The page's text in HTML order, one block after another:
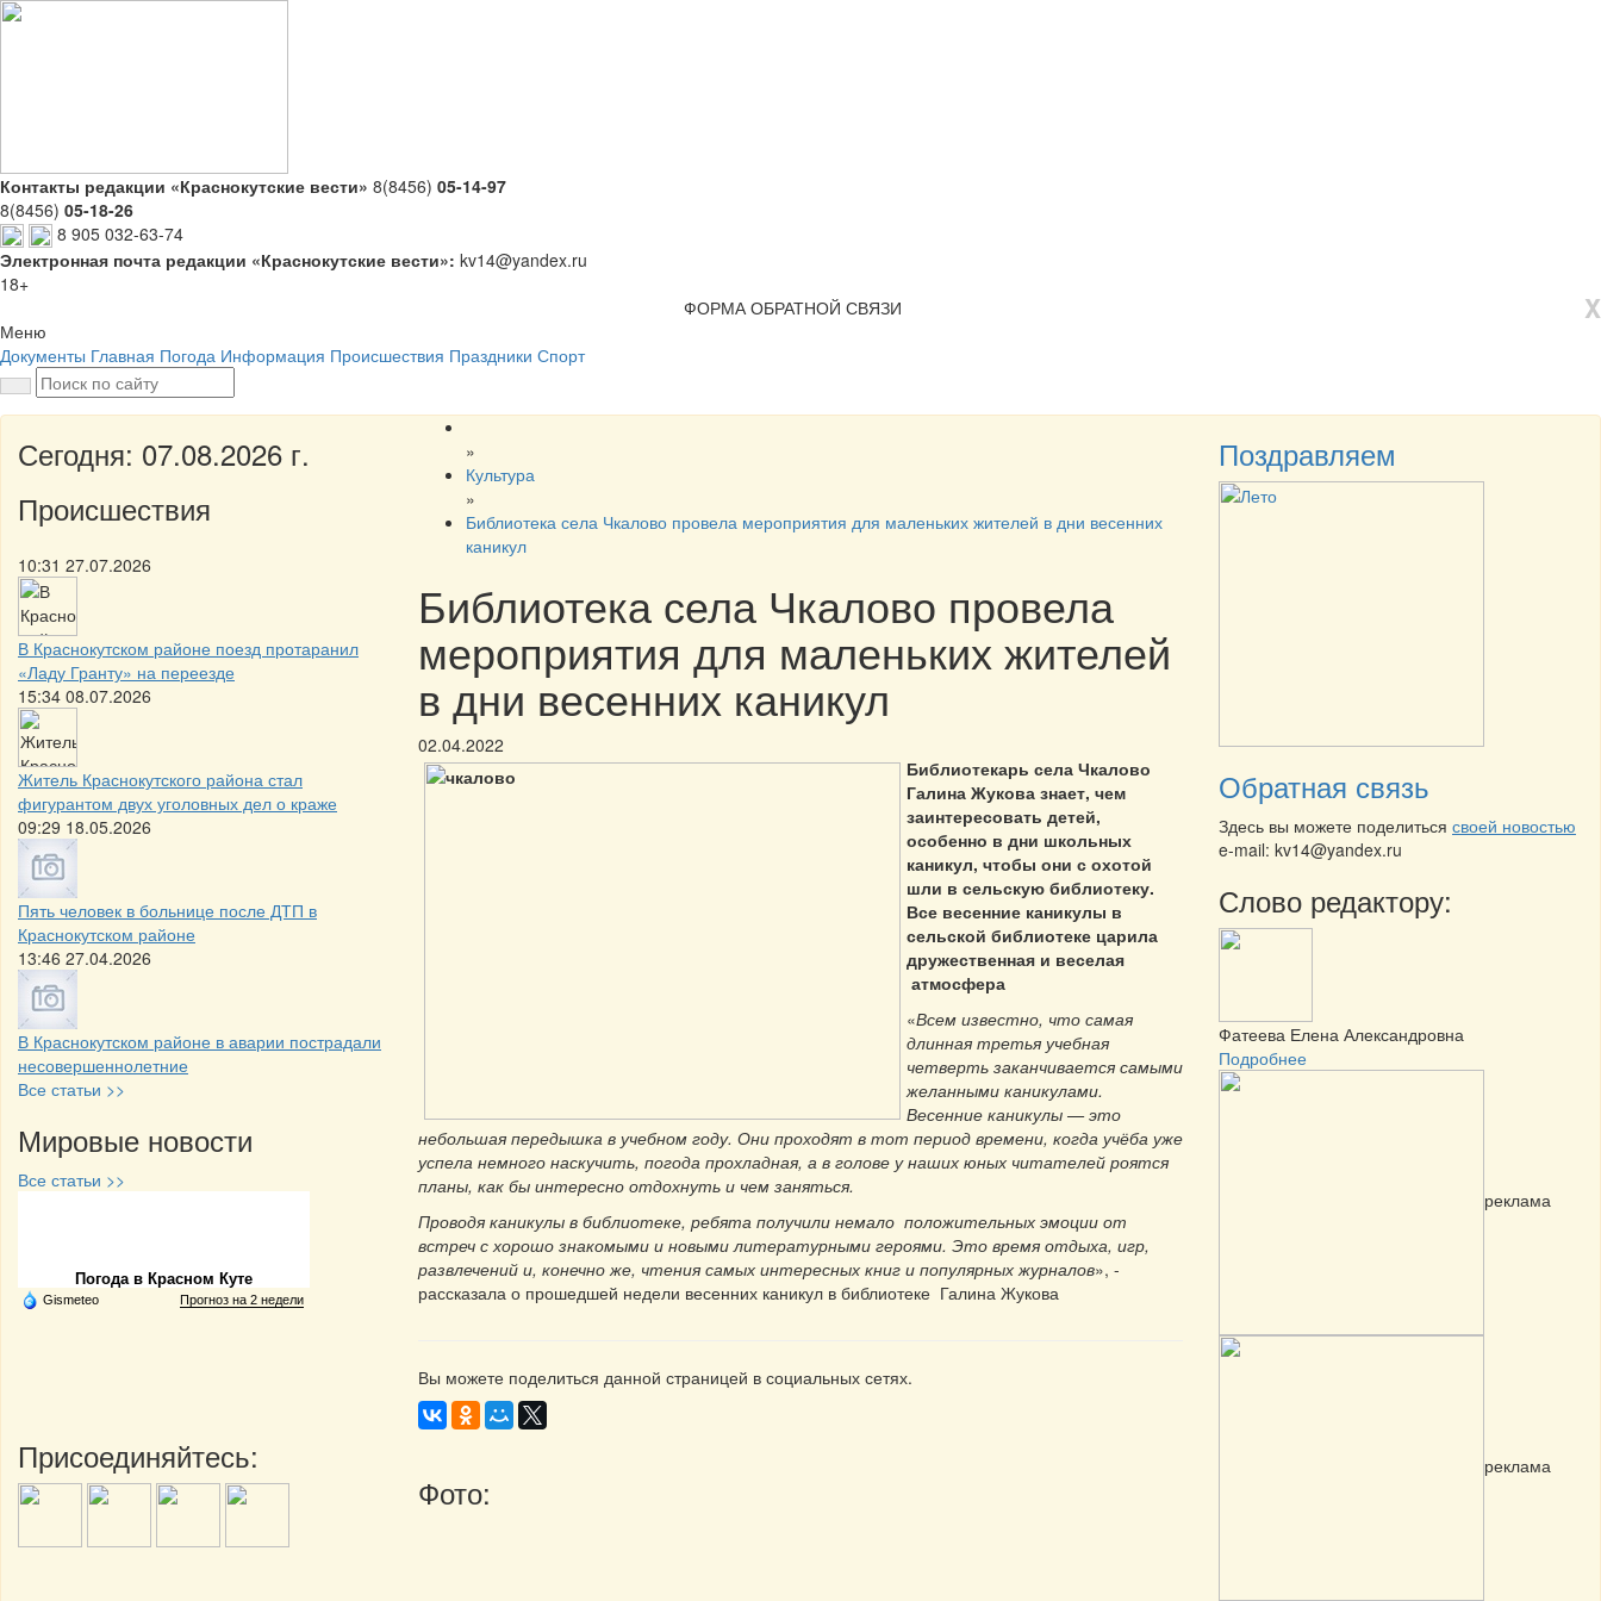
Контакты редакции «Краснокутские вести» 8(8456) 05-14-97
8(8456) 05-18-26
8 905 032-63-74
Электронная почта редакции «Краснокутские вести»: kv14@yandex.ru
18+
X
ФОРМА ОБРАТНОЙ СВЯЗИ
Меню
Документы Главная Погода Информация Происшествия Праздники Спорт
Сегодня: 07.08.2026 г.
Происшествия
10:31 27.07.2026
В Краснокутском районе поезд протаранил
«Ладу Гранту» на переезде
15:34 08.07.2026
Житель Краснокутского района стал
фигурантом двух уголовных дел о краже
09:29 18.05.2026
Пять человек в больнице после ДТП в
Краснокутском районе
13:46 27.04.2026
В Краснокутском районе в аварии пострадали
несовершеннолетние
Все статьи >>
Мировые новости
Все статьи >>
Погода в Красном Куте
Gismeteo Прогноз на 2 недели
Присоединяйтесь:
»
Культура
»
Библиотека села Чкалово провела мероприятия для маленьких жителей в дни весенних
каникул
Библиотека села Чкалово провела
мероприятия для маленьких жителей
в дни весенних каникул
02.04.2022
Библиотекарь села Чкалово
Галина Жукова знает, чем
заинтересовать детей,
особенно в дни школьных
каникул, чтобы они с охотой
шли в сельскую библиотеку.
Все весенние каникулы в
сельской библиотеке царила
дружественная и веселая
атмосфера
«Всем известно, что самая
длинная третья учебная
четверть заканчивается самыми
желанными каникулами.
Весенние каникулы — это
небольшая передышка в учебном году. Они проходят в тот период времени, когда учёба уже
успела немного наскучить, погода прохладная, а в голове у наших юных читателей роятся
планы, как бы интересно отдохнуть и чем заняться.
Проводя каникулы в библиотеке, ребята получили немало положительных эмоции от
встреч с хорошо знакомыми и новыми литературными героями. Это время отдыха, игр,
развлечений и, конечно же, чтения самых интересных книг и популярных журналов», -
рассказала о прошедшей недели весенних каникул в библиотеке Галина Жукова
Вы можете поделиться данной страницей в социальных сетях.
Фото:
Поздравляем
Обратная связь
Здесь вы можете поделиться своей новостью
e-mail: kv14@yandex.ru
Слово редактору:
Фатеева Елена Александровна
Подробнее
реклама
реклама